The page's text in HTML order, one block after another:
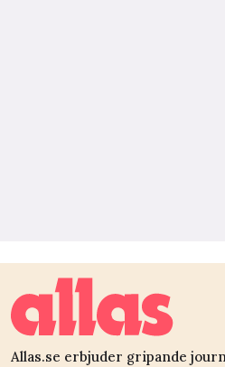
Allas.se erbjuder gripande